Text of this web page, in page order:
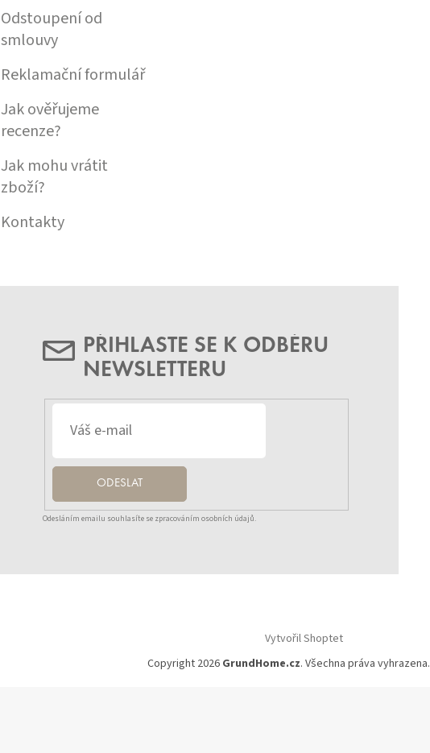
Odstoupení od
smlouvy
Reklamační formulář
Jak ověřujeme
recenze?
Jak mohu vrátit
zboží?
Kontakty
PŘIHLASTE SE K ODBĚRU
NEWSLETTERU
ODESLAT
Odesláním emailu souhlasíte se zpracováním osobních údajů.
Vytvořil Shoptet
Copyright 2026 GrundHome.cz. Všechna práva vyhrazena.